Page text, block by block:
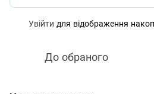
Увійти для відображення
До обраного